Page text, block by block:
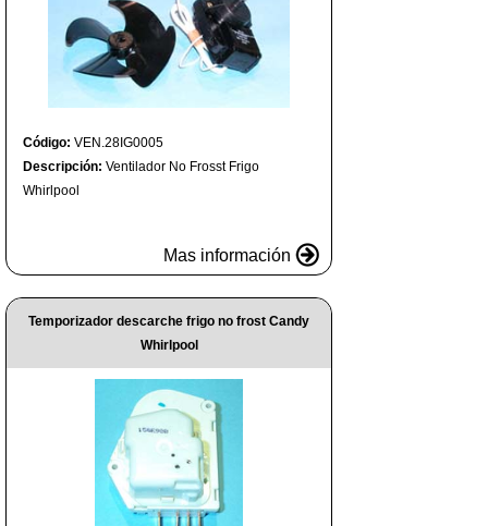
Código: VEN.28IG0005
Descripción: Ventilador No Frosst Frigo
Whirlpool
Mas información
Temporizador descarche frigo no frost Candy
Whirlpool